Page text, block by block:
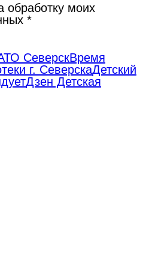
обработку моих
*
СеверскВремя
г. СеверскаДетский
Дзен Детская